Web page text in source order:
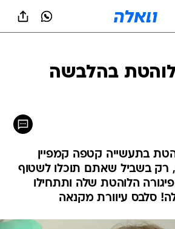
לוהטת בהלבשה
בתעשייה קטפה קמפיין
רק בשביל שאתם תוכלו לשטוף
הלוהטת שלה ותתחילו
סלבס עיוורת מקנאה